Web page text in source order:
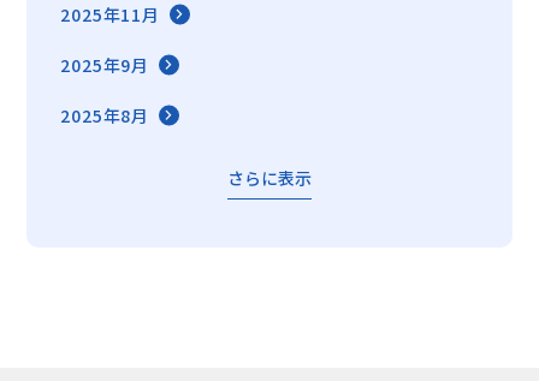
2025年11月
2025年9月
2025年8月
さらに表示